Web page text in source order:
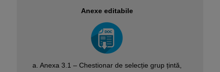
Anexe editabile
a. Anexa 3.1 – Chestionar de selecție grup țintă,